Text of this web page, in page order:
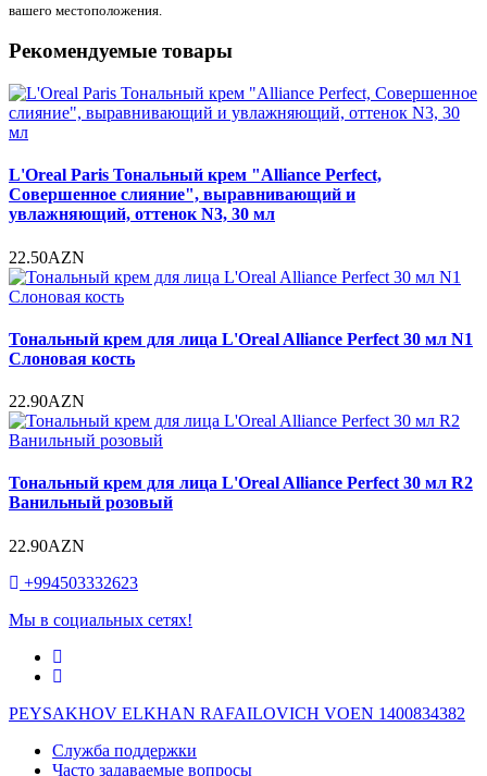
вашего местоположения.
Рекомендуемые товары
L'Oreal Paris Тональный крем "Alliance Perfect,
Совершенное слияние", выравнивающий и
увлажняющий, оттенок N3, 30 мл
22.50AZN
Тональный крем для лица L'Oreal Alliance Perfect 30 мл N1
Слоновая кость
22.90AZN
Тональный крем для лица L'Oreal Alliance Perfect 30 мл R2
Ванильный розовый
22.90AZN
+994503332623
Мы в социальных сетях!
PEYSAKHOV ELKHAN RAFAILOVICH VOEN 1400834382
Служба поддержки
Часто задаваемые вопросы